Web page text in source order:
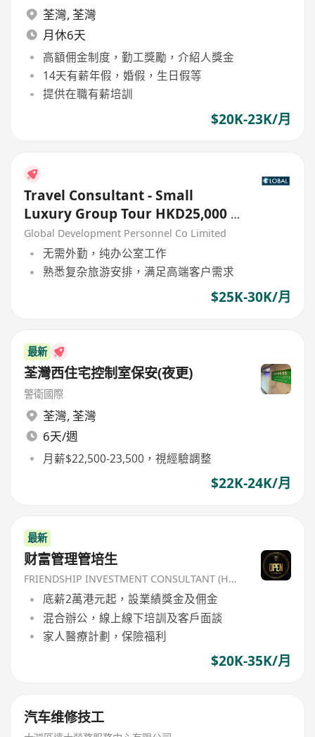
荃灣, 荃灣
月休6天
高額佣金制度，勤工獎勵，介紹人獎金
14天有薪年假，婚假，生日假等
提供在職有薪培訓
$20K-23K/月
Travel Consultant - Small
Luxury Group Tour HKD25,000 -
30,000
Global Development Personnel Co Limited
无需外勤，纯办公室工作
熟悉复杂旅游安排，满足高端客户需求
$25K-30K/月
最新
荃灣西住宅控制室保安(夜更)
警衛國際
荃灣, 荃灣
6天/週
月薪$22,500-23,500，視經驗調整
$22K-24K/月
最新
财富管理管培生
FRIENDSHIP INVESTMENT CONSULTANT (HK) CO
底薪2萬港元起，設業績獎金及佣金
混合辦公，線上線下培訓及客戶面談
家人醫療計劃，保險福利
$20K-35K/月
汽车维修技工